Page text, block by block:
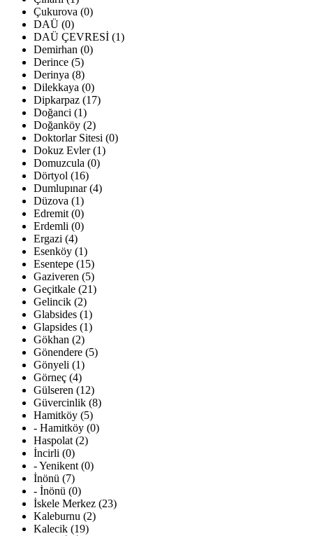
Çukurova (0)
DAÜ (0)
DAÜ ÇEVRESİ (1)
Demirhan (0)
Derince (5)
Derinya (8)
Dilekkaya (0)
Dipkarpaz (17)
Doğanci (1)
Doğanköy (2)
Doktorlar Sitesi (0)
Dokuz Evler (1)
Domuzcula (0)
Dörtyol (16)
Dumlupınar (4)
Düzova (1)
Edremit (0)
Erdemli (0)
Ergazi (4)
Esenköy (1)
Esentepe (15)
Gaziveren (5)
Geçitkale (21)
Gelincik (2)
Glabsides (1)
Glapsides (1)
Gökhan (2)
Gönendere (5)
Gönyeli (1)
Görneç (4)
Gülseren (12)
Güvercinlik (8)
Hamitköy (5)
- Hamitköy (0)
Haspolat (2)
İncirli (0)
- Yenikent (0)
İnönü (7)
- İnönü (0)
İskele Merkez (23)
Kaleburnu (2)
Kalecik (19)